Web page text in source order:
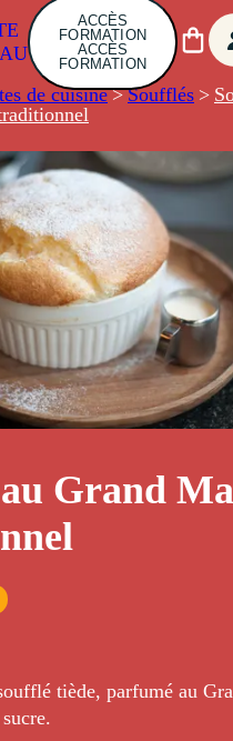
ACCÈS
FORMATION
ACCÈS
FORMATION
de cuisine> Soufflés >
Grand
tiède, parfumé au